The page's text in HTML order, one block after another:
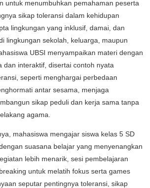
untuk menumbuhkan pemahaman peserta
sikap toleransi dalam kehidupan
lingkungan yang inklusif, damai, dan
lingkungan sekolah, keluarga, maupun
UBSI menyampaikan materi dengan
dan interaktif, disertai contoh nyata
seperti menghargai perbedaan
antar sesama, menjaga
sikap peduli dan kerja sama tanpa
agama.
mahasiswa mengajar siswa kelas 5 SD
suasana belajar yang menyenangkan
lebih menarik, sesi pembelajaran
untuk melatih fokus serta games
seputar pentingnya toleransi, sikap